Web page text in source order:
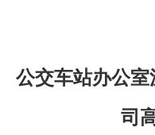
公交车站办公
司